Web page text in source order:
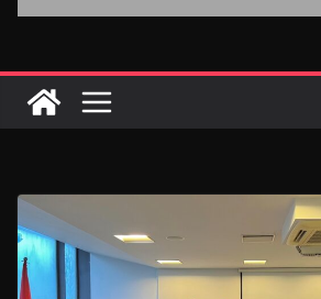
Marruecos gracias a una
destinada a consolidar la
en una economía mundial
marroquí-estadounidense)